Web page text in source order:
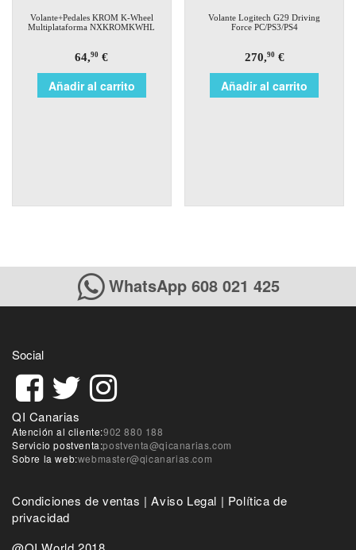
Volante+Pedales KROM K-Wheel
Multiplataforma NXKROMKWHL
64,90 €
Añadir al carrito
Volante Logitech G29 Driving
Force PC/PS3/PS4
270,90€
Añadir al carrito
WhatsApp 608 021 425
Social
QI Canarias
Atención al cliente:902 880 188
Servicio postventa:postventa@qicanarias.com
Sobre la web:webmaster@qicanarias.com
Condiciones de ventas |Aviso Legal | Política de
privacidad